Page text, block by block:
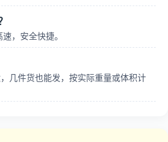
，安全快捷。
几件货也能发，按实际重量或体积计